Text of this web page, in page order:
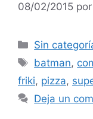
08/02/2015 por
Categorías
Sin
Etiquetas
batman,
friki, pizza,
Deja un